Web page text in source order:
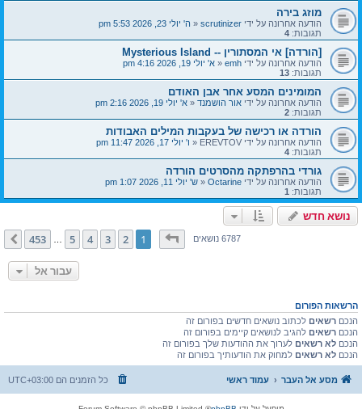
מוזג בירה
הודעה אחרונה על ידי scrutinizer
«ה' יולי 23, 2026 5:53 pm
תגובות: 4
[הורדה] אי המסתורין -- Mysterious Island
הודעה אחרונה על ידי emh
«א' יולי 19, 2026 4:16 pm
תגובות: 13
המומינים המסע אחר אבן האודם
הודעה אחרונה על ידי אור הושמנד«א' יולי 19, 2026 2:16 pm
תגובות: 2
הורדה או רכישה של בעקבות המילים האבודות
הודעה אחרונה על ידי EREVTOV
«ו' יולי 17, 2026 11:47 pm
תגובות: 4
גורדי בהרפתקה מהסרטים הורדה
הודעה אחרונה על ידי Octarine
«ש' יולי 11, 2026 1:07 pm
תגובות: 1
נושא חדש
6787 נושאיםדף1מתוך 453
1
2
3
4
5
…
453 הבא
עבור אל
הרשאות הפורום
הנכם רשאיםלכתוב נושאים חדשים בפורום זה
הנכם רשאיםלהגיב לנושאים קיימים בפורום זה
הנכם לא רשאיםלערוך את ההודעות שלך בפורום זה
הנכם לא רשאיםלמחוק את הודעותיך בפורום זה
מסע אל העבר עמוד ראשי כל הזמנים הם UTC+03:00